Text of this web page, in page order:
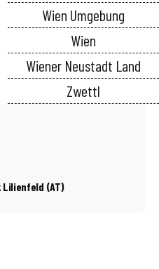
Wien Umgebung
Wien
Wiener Neustadt Land
Zwettl
Lilienfeld (AT)